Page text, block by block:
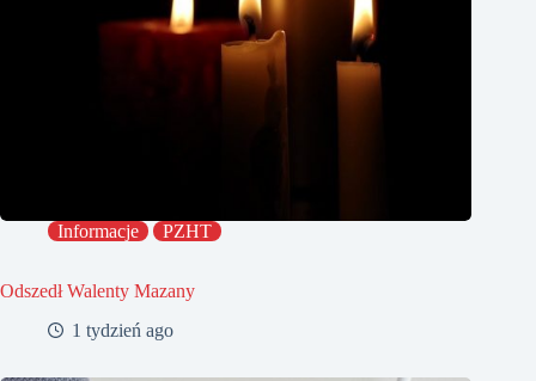
Informacje PZHT
Odszedł Walenty Mazany
1 tydzień ago